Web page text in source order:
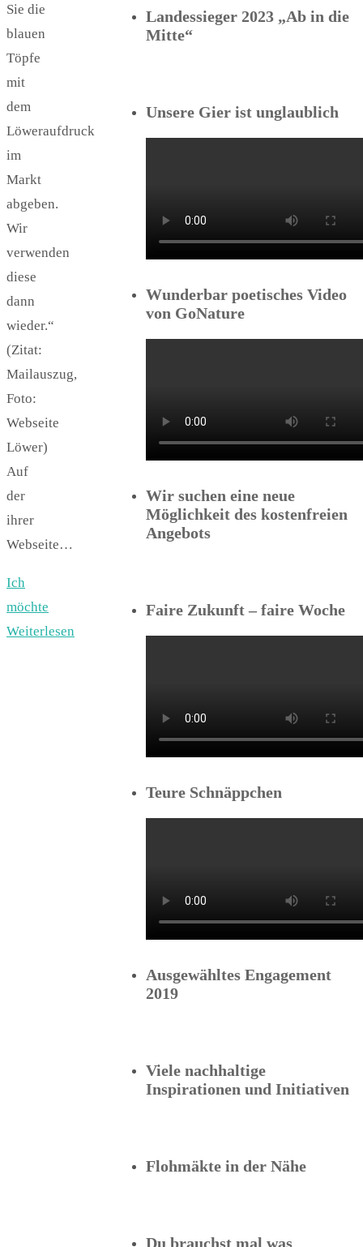
Sie die
blauen
Töpfe
mit
dem
Löweraufdruck
im
Markt
abgeben.
Wir
verwenden
diese
dann
wieder.“
(Zitat:
Mailauszug,
Foto:
Webseite
Löwer)
Auf
der
ihrer
Webseite…
Ich
möchte
Weiterlesen
Landessieger 2023 „Ab in die
Mitte“
Unsere Gier ist unglaublich
Wunderbar poetisches Video
von GoNature
Wir suchen eine neue
Möglichkeit des kostenfreien
Angebots
Faire Zukunft – faire Woche
Teure Schnäppchen
Ausgewähltes Engagement
2019
Viele nachhaltige
Inspirationen und Initiativen
Flohmäkte in der Nähe
Du brauchst mal was